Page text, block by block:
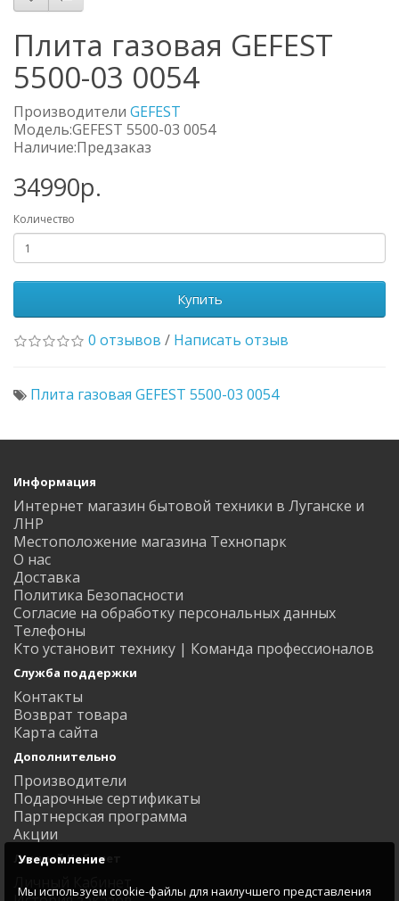
Плита газовая GEFEST
5500-03 0054
Производители GEFEST
Модель:GEFEST 5500-03 0054
Наличие:Предзаказ
34990р.
Количество
Купить
0 отзывов / Написать отзыв
Плита газовая GEFEST 5500-03 0054
Информация
Интернет магазин бытовой техники в Луганске и
ЛНР
Местоположение магазина Технопарк
О нас
Доставка
Политика Безопасности
Согласие на обработку персональных данных
Телефоны
Кто установит технику | Команда профессионалов
Служба поддержки
Контакты
Возврат товара
Карта сайта
Дополнительно
Производители
Подарочные сертификаты
Партнерская программа
Акции
Личный Кабинет
Личный Кабинет
Уведомление
Мы используем cookie-файлы для наилучшего представления